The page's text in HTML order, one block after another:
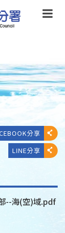
分享
LINE分享
--海(空)域.pdf